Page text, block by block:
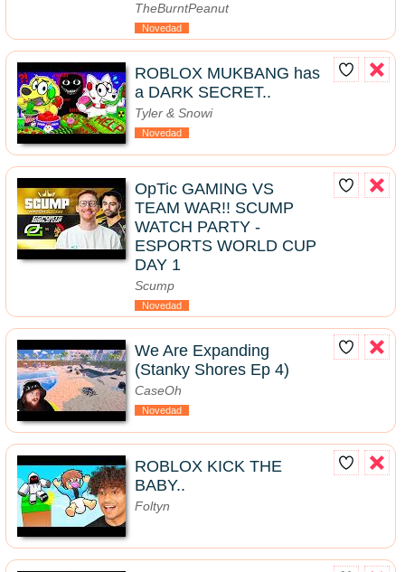
TheBurntPeanut
Novedad
ROBLOX MUKBANG has
a DARK SECRET..
Tyler & Snowi
Novedad
OpTic GAMING VS
TEAM WAR!! SCUMP
WATCH PARTY -
ESPORTS WORLD CUP
DAY 1
Scump
Novedad
We Are Expanding
(Stanky Shores Ep 4)
CaseOh
Novedad
ROBLOX KICK THE
BABY..
Foltyn